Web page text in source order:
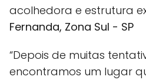
acolhedora e estrutura
Fernanda, Zona Sul - SP
“Depois de muitas
encontramos um lugar